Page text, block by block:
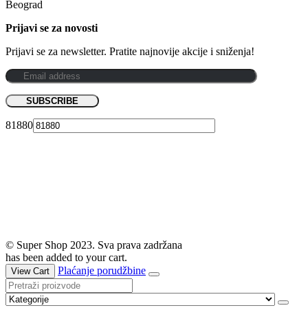
Beograd
Prijavi se za novosti
Prijavi se za newsletter. Pratite najnovije akcije i sniženja!
81880
© Super Shop 2023. Sva prava zadržana
has been added to your cart.
View Cart Plaćanje porudžbine